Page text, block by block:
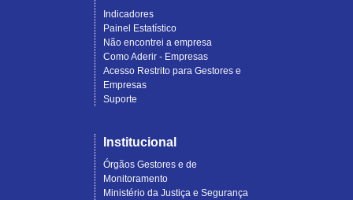
Indicadores
Painel Estatístico
Não encontrei a empresa
Como Aderir - Empresas
Acesso Restrito para Gestores e
Empresas
Suporte
Institucional
Órgãos Gestores e de
Monitoramento
Ministério da Justiça e Segurança